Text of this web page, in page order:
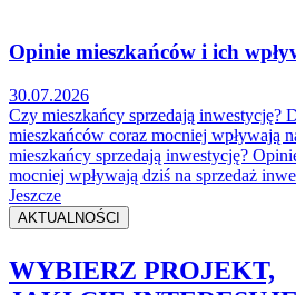
Opinie mieszkańców i ich
30.07.2026
Czy mieszkańcy sprzedają inwestycję?
mieszkańców coraz mocniej wpływają
mieszkańcy sprzedają inwestycję?
mocniej wpływają dziś na sprzedaż
Jeszcze
AKTUALNOŚCI
WYBIERZ PROJEKT,